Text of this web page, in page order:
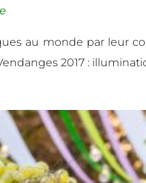
au monde par leur
2017 :